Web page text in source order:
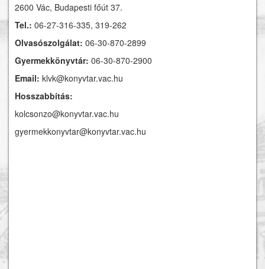
2600 Vác, Budapesti főút 37.
Tel.: 06-27-316-335, 319-262
Olvasószolgálat: 06-30-870-2899
Gyermekkönyvtár: 06-30-870-2900
Email: klvk@konyvtar.vac.hu
Hosszabbítás:
kolcsonzo@konyvtar.vac.hu
gyermekkonyvtar@konyvtar.vac.hu